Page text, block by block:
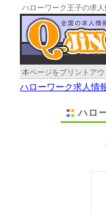
ハローワーク王子の求人
本ページをプリントア
ハローワーク求人情
ハロ